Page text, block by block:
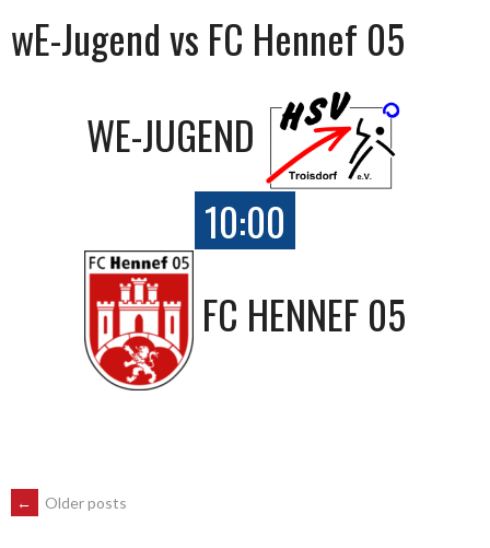
wE-Jugend vs FC Hennef 05
WE-JUGEND
10:00
FC HENNEF 05
POSTS
← Older posts